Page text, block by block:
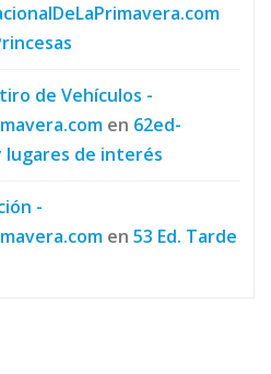
de Vehículos -
en 62ed-
lugares de interés
-
en 53 Ed. Tarde